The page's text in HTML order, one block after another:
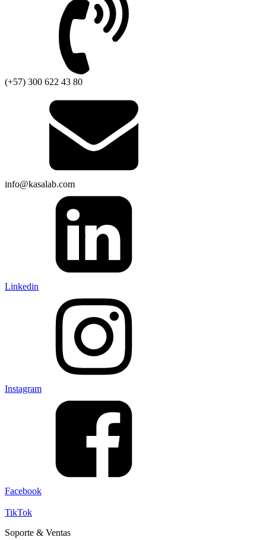
(+57) 300 622 43 80
info@kasalab.com
Linkedin
Instagram
Facebook
TikTok
Soporte & Ventas